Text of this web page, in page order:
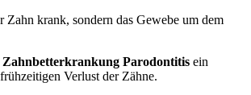
Zahn krank, sondern das Gewebe um dem
Zahnbetterkrankung Parodontitis ein
Verlust der Zähne.